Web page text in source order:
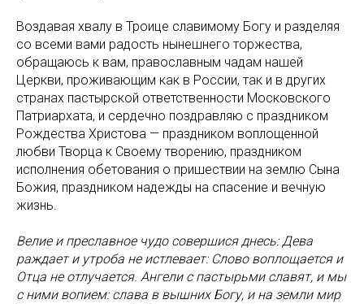
Воздавая хвалу в Троице славимому Богу и разделяя
со всеми вами радость нынешнего торжества,
обращаюсь к вам, православным чадам нашей
Церкви, проживающим как в России, так и в других
странах пастырской ответственности Московского
Патриархата, и сердечно поздравляю с праздником
Рождества Христова — праздником воплощенной
любви Творца к Своему творению, праздником
исполнения обетования о пришествии на землю Сына
Божия, праздником надежды на спасение и вечную
жизнь.
Велие и преславное чудо совершися днесь: Дева
раждает и утроба не истлевает: Слово воплощается и
Oтца не отлучается. Ангели с пастырьми славят, и мы
с ними вопием: слава в вышних Богу, и на земли мир